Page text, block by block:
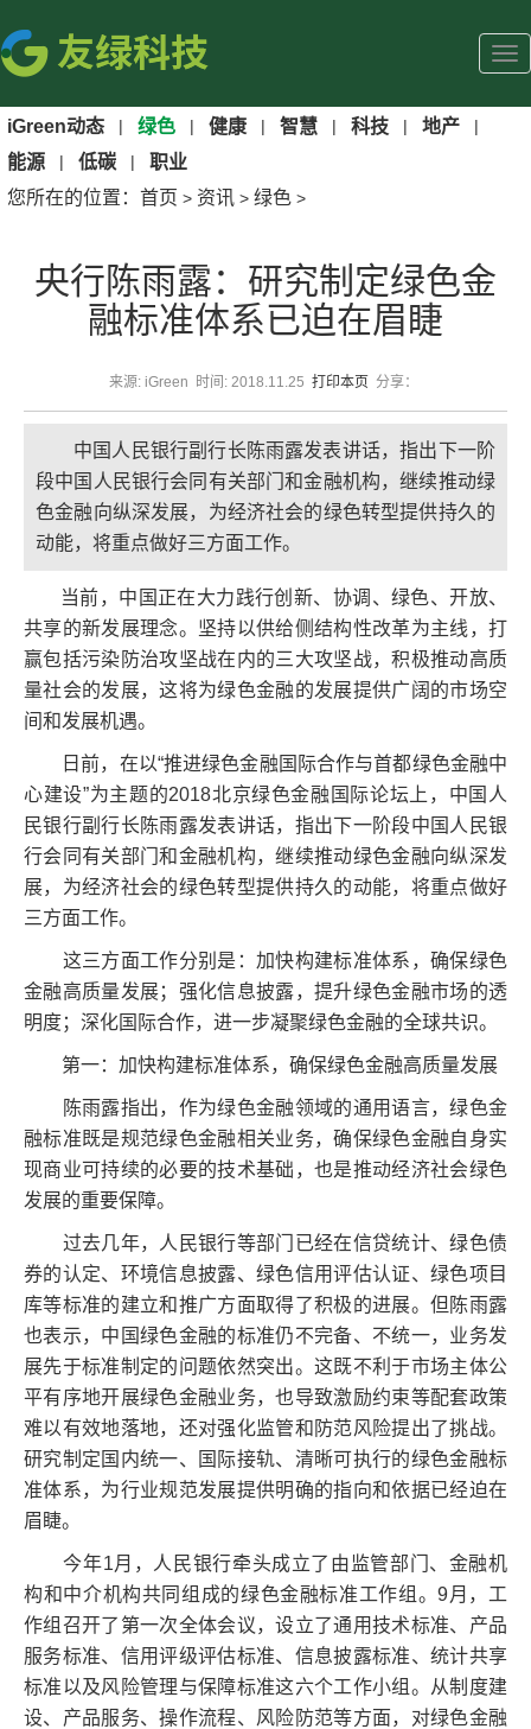
iGreen动态 | 绿色 | 健康 | 智慧 | 科技 | 地产 |
能源 | 低碳 |
职业
您所在的位置： 首页 > 资讯 > 绿色 >
央行陈雨露：研究制定绿色金
融标准体系已迫在眉睫
来源: iGreen 时间: 2018.11.25 打印本页分享：
中国人民银行副行长陈雨露发表讲话，指出下一阶
段中国人民银行会同有关部门和金融机构，继续推动绿
色金融向纵深发展，为经济社会的绿色转型提供持久的
动能，将重点做好三方面工作。
当前，中国正在大力践行创新、协调、绿色、开放、
共享的新发展理念。坚持以供给侧结构性改革为主线，打
赢包括污染防治攻坚战在内的三大攻坚战，积极推动高质
量社会的发展，这将为绿色金融的发展提供广阔的市场空
间和发展机遇。
日前，在以“推进绿色金融国际合作与首都绿色金融中
心建设”为主题的2018北京绿色金融国际论坛上，中国人
民银行副行长陈雨露发表讲话，指出下一阶段中国人民银
行会同有关部门和金融机构，继续推动绿色金融向纵深发
展，为经济社会的绿色转型提供持久的动能，将重点做好
三方面工作。
这三方面工作分别是：加快构建标准体系，确保绿色
金融高质量发展；强化信息披露，提升绿色金融市场的透
明度；深化国际合作，进一步凝聚绿色金融的全球共识。
第一：加快构建标准体系，确保绿色金融高质量发展
陈雨露指出，作为绿色金融领域的通用语言，绿色金
融标准既是规范绿色金融相关业务，确保绿色金融自身实
现商业可持续的必要的技术基础，也是推动经济社会绿色
发展的重要保障。
过去几年，人民银行等部门已经在信贷统计、绿色债
券的认定、环境信息披露、绿色信用评估认证、绿色项目
库等标准的建立和推广方面取得了积极的进展。但陈雨露
也表示，中国绿色金融的标准仍不完备、不统一，业务发
展先于标准制定的问题依然突出。这既不利于市场主体公
平有序地开展绿色金融业务，也导致激励约束等配套政策
难以有效地落地，还对强化监管和防范风险提出了挑战。
研究制定国内统一、国际接轨、清晰可执行的绿色金融标
准体系，为行业规范发展提供明确的指向和依据已经迫在
眉睫。
今年1月，人民银行牵头成立了由监管部门、金融机
构和中介机构共同组成的绿色金融标准工作组。9月，工
作组召开了第一次全体会议，设立了通用技术标准、产品
服务标准、信用评级评估标准、信息披露标准、统计共享
标准以及风险管理与保障标准这六个工作小组。从制度建
设、产品服务、操作流程、风险防范等方面，对绿色金融